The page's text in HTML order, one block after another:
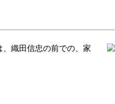
織田信忠の前での、家